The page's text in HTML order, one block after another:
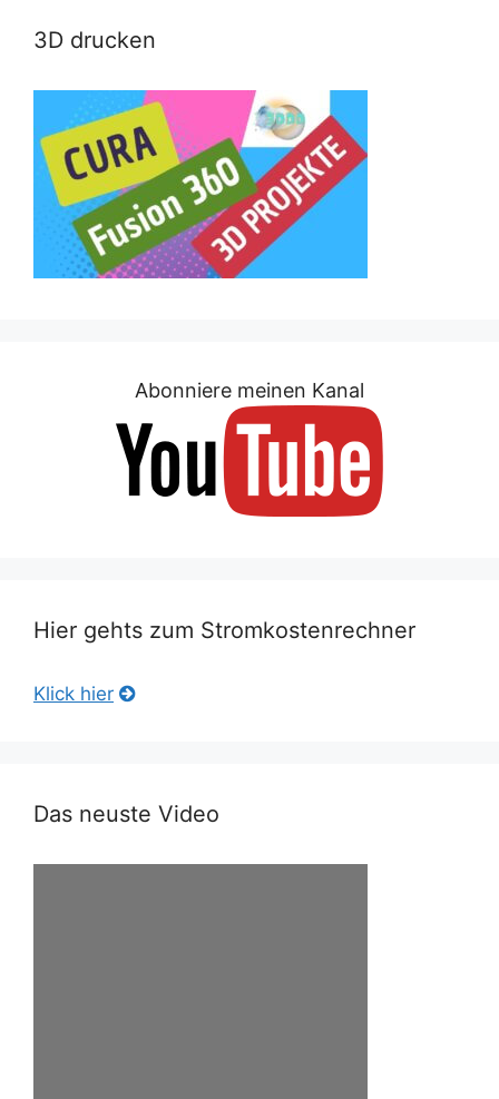
3D drucken
Abonniere meinen Kanal
Hier gehts zum Stromkostenrechner
Klick hier
Das neuste Video